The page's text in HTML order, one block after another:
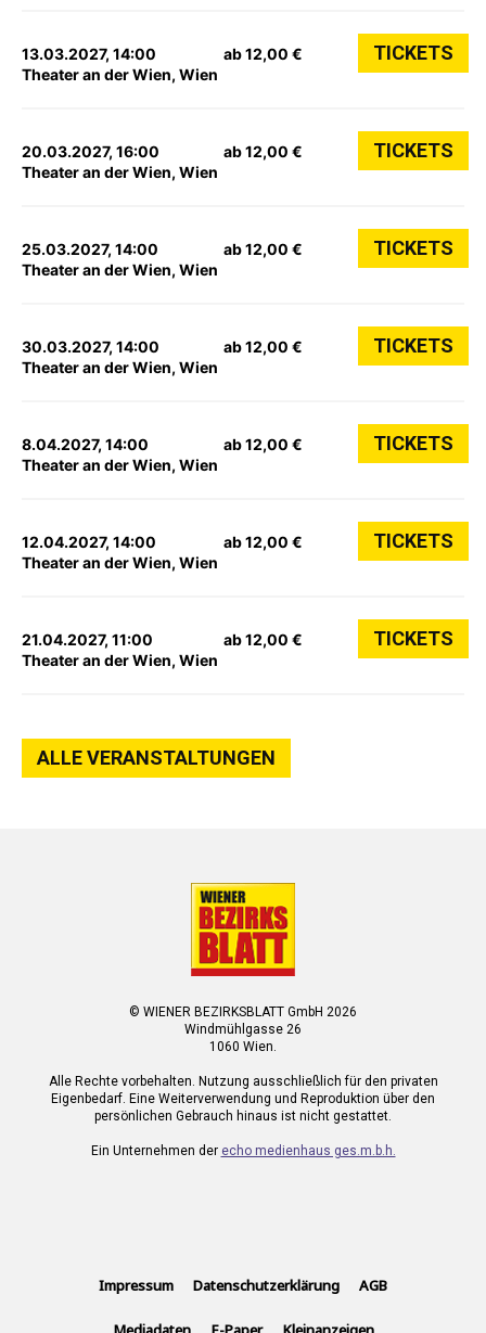
13.03.2027, 14:00
Theater an der Wien, Wien
ab 12,00 € TICKETS
20.03.2027, 16:00
Theater an der Wien, Wien
ab 12,00 € TICKETS
25.03.2027, 14:00
Theater an der Wien, Wien
ab 12,00 € TICKETS
30.03.2027, 14:00
Theater an der Wien, Wien
ab 12,00 € TICKETS
8.04.2027, 14:00
Theater an der Wien, Wien
ab 12,00 € TICKETS
12.04.2027, 14:00
Theater an der Wien, Wien
ab 12,00 € TICKETS
21.04.2027, 11:00
Theater an der Wien, Wien
ab 12,00 € TICKETS
ALLE VERANSTALTUNGEN
© WIENER BEZIRKSBLATT GmbH 2026
Windmühlgasse 26
1060 Wien.
Alle Rechte vorbehalten. Nutzung ausschließlich für den privaten
Eigenbedarf. Eine Weiterverwendung und Reproduktion über den
persönlichen Gebrauch hinaus ist nicht gestattet.
Ein Unternehmen der echo medienhaus ges.m.b.h.
Impressum Datenschutzerklärung AGB